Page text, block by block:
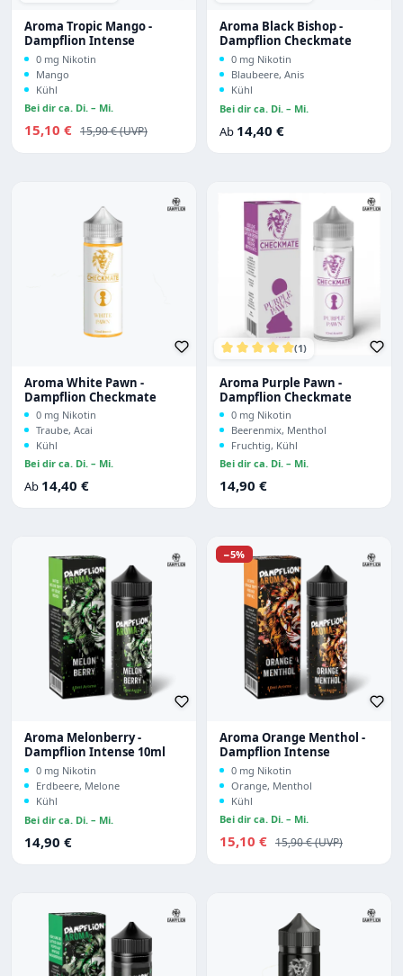
Aroma Tropic Mango -
Dampflion Intense
0 mg Nikotin
Mango
Kühl
Bei dir ca. Di. – Mi.
Verkaufspreis:
15,10 € Regulärer Preis:
15,90 €
Aroma Black Bishop -
Dampflion Checkmate
0 mg Nikotin
Blaubeere, Anis
Kühl
Bei dir ca. Di. – Mi.
Regulärer Preis:
Ab 14,40 €
Aroma White Pawn -
Dampflion Checkmate
0 mg Nikotin
Traube, Acai
Kühl
Bei dir ca. Di. – Mi.
Regulärer Preis:
Ab 14,40 €
(1)
Aroma Purple Pawn -
Dampflion Checkmate
0 mg Nikotin
Beerenmix, Menthol
Fruchtig, Kühl
Bei dir ca. Di. – Mi.
Regulärer Preis:
14,90 €
Aroma Melonberry -
Dampflion Intense 10ml
0 mg Nikotin
Erdbeere, Melone
Kühl
Bei dir ca. Di. – Mi.
Regulärer Preis:
14,90 €
Rabatt
−5%
Aroma Orange Menthol -
Dampflion Intense
0 mg Nikotin
Orange, Menthol
Kühl
Bei dir ca. Di. – Mi.
Verkaufspreis:
15,10 € Regulärer Preis:
15,90 €